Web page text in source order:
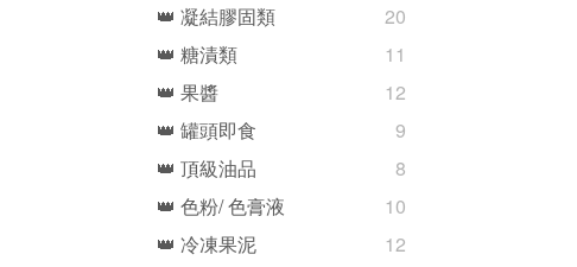
👑 凝結膠固類
20
👑 糖漬類
11
👑 果醬
12
👑 罐頭即食
9
👑 頂級油品
8
👑 色粉/ 色膏液
10
👑 冷凍果泥
12